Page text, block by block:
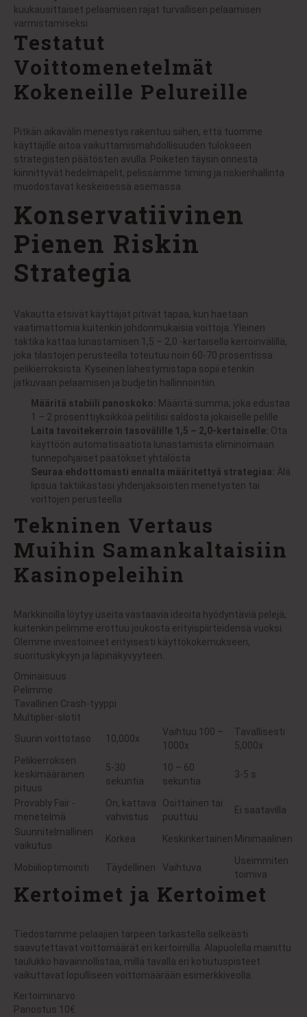
kuukausittaiset pelaamisen rajat turvallisen pelaamisen
varmistamiseksi
Testatut
Voittomenetelmät
Kokeneille Pelureille
Pitkän aikavälin menestys rakentuu siihen, että tuomme
käyttäjille aitoa vaikuttamismahdollisuuden tulokseen
strategisten päätösten avulla. Poiketen täysin onnesta
kiinnittyvät hedelmäpelit, pelissämme timing ja riskienhallinta
muodostavat keskeisessä asemassa.
Konservatiivinen
Pienen Riskin
Strategia
Vakautta etsivät käyttäjät pitivät tapaa, kun haetaan
vaatimattomia kuitenkin johdonmukaisia voittoja. Yleinen
taktika kattaa lunastamisen 1,5 – 2,0 -kertaisella kerroinvälillä,
joka tilastojen perusteella toteutuu noin 60-70 prosentissa
pelikierroksista. Kyseinen lähestymistapa sopii etenkin
jatkuvaan pelaamisen ja budjetin hallinnointiin.
Määritä stabiili panoskoko: Määritä summa, joka edustaa
1 – 2 prosenttiyksikköä pelitilisi saldosta jokaiselle pelille
Laita tavoitekerroin tasovälille 1,5 – 2,0-kertaiselle: Ota
käyttöön automatisaatiota lunastamista eliminoimaan
tunnepohjaiset päätökset yhtälöstä
Seuraa ehdottomasti ennalta määritettyä strategiaa: Älä
lipsua taktiikastasi yhdenjaksoisten menetysten tai
voittojen perusteella
Tekninen Vertaus
Muihin Samankaltaisiin
Kasinopeleihin
Markkinoilla löytyy useita vastaavia ideoita hyödyntäviä pelejä,
kuitenkin pelimme erottuu joukosta erityispiirteidensä vuoksi.
Olemme investoineet erityisesti käyttökokemukseen,
suorituskykyyn ja läpinäkyvyyteen.
Ominaisuus
Pelimme
Tavallinen Crash-tyyppi
Multiplier-slotit
Suurin voittotaso
10,000x
Vaihtuu 100 –
1000x
Tavallisesti
5,000x
Pelikierroksen
keskimääräinen
pituus
5-30
sekuntia
10 – 60
sekuntia
3-5 s
Provably Fair -
menetelmä
On, kattava
vahvistus
Osittainen tai
puuttuu
Ei saatavilla
Suunnitelmallinen
vaikutus
Korkea Keskinkertainen Minimaalinen
Mobiilioptimoiniti Täydellinen Vaihtuva
Useimmiten
toimiva
Kertoimet ja Kertoimet
Tiedostamme pelaajien tarpeen tarkastella selkeästi
saavutettavat voittomäärät eri kertoimilla. Alapuolella mainittu
taulukko havainnollistaa, millä tavalla eri kotiutuspisteet
vaikuttavat lopulliseen voittomäärään esimerkkiveolla.
Kertoiminarvo
Panostus 10€